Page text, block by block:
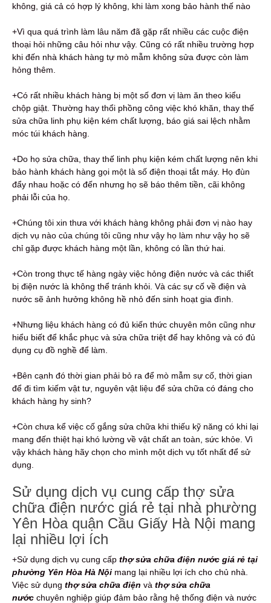
không, giá cả có hợp lý không, khi làm xong bảo hành thế nào
+Vì qua quá trình làm lâu năm đã gặp rất nhiều các cuộc điện
thoại hỏi những câu hỏi như vậy. Cũng có rất nhiều trường hợp
khi đến nhà khách hàng tự mò mẫm không sửa được còn làm
hỏng thêm.
+Có rất nhiều khách hàng bị một số đơn vị làm ăn theo kiểu
chộp giật. Thường hay thổi phồng công việc khó khăn, thay thế
sửa chữa linh phụ kiện kém chất lượng, báo giá sai lệch nhằm
móc túi khách hàng.
+Do họ sửa chữa, thay thế linh phụ kiện kém chất lượng nên khi
bảo hành khách hàng gọi một là số điện thoại tắt máy. Họ đùn
đẩy nhau hoặc có đến nhưng họ sẽ báo thêm tiền, cãi không
phải lỗi của họ.
+Chúng tôi xin thưa với khách hàng không phải đơn vị nào hay
dịch vụ nào của chúng tôi cũng như vậy họ làm như vậy họ sẽ
chỉ gặp được khách hàng một lần, không có lần thứ hai.
+Còn trong thực tế hàng ngày việc hỏng điện nước và các thiết
bị điện nước là không thể tránh khỏi. Và các sự cố về điện và
nước sẽ ảnh hưởng không hề nhỏ đến sinh hoạt gia đình.
+Nhưng liệu khách hàng có đủ kiến thức chuyên môn cũng như
hiểu biết để khắc phục và sửa chữa triệt để hay không và có đủ
dụng cụ đồ nghề để làm.
+Bên cạnh đó thời gian phải bỏ ra để mò mẫm sự cố, thời gian
để đi tìm kiếm vật tư, nguyên vật liệu để sửa chữa có đáng cho
khách hàng hy sinh?
+Còn chưa kể việc cố gắng sửa chữa khi thiếu kỹ năng có khi lại
mang đến thiệt hại khó lường về vật chất an toàn, sức khỏe. Vì
vậy khách hàng hãy chọn cho mình một dịch vụ tốt nhất để sử
dụng.
Sử dụng dịch vụ cung cấp thợ sửa
chữa điện nước giá rẻ tại nhà phường
Yên Hòa quận Cầu Giấy Hà Nội mang
lại nhiều lợi ích
+Sử dụng dịch vụ cung cấp thợ sửa chữa điện nước giá rẻ tại
phường Yên Hòa Hà Nội mang lại nhiều lợi ích cho chủ nhà.
Việc sử dụng thợ sửa chữa điện và thợ sửa chữa
nước chuyên nghiệp giúp đảm bảo rằng hệ thống điện và nước